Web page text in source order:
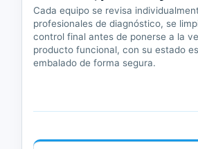
Cada equipo se revisa
profesionales de diagnóstico, se
control final antes de ponerse a la
producto funcional, con su estado
embalado de forma segura.